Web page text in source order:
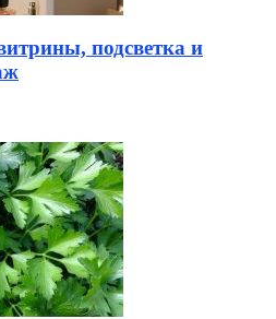
подсветка и